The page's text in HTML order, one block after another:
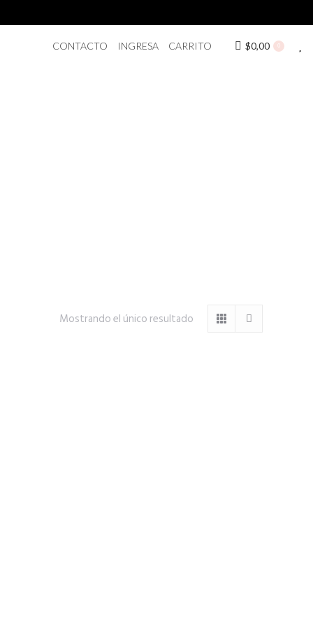
CONTACTO INGRESA CARRITO $0,00
Mostrando el único resultado